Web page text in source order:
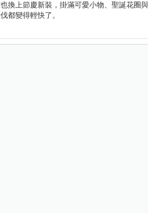
換上節慶新裝，掛滿可愛小物、聖誕花圈
都變得輕快了。